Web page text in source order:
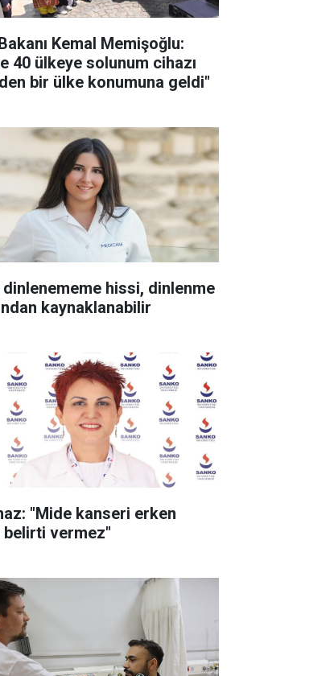
Kemal Memişoğlu:
40 ülkeye solunum cihazı
bir ülke konumuna geldi"
hissi, dinlenme
kaynaklanabilir
"Mide kanseri erken
belirti vermez"